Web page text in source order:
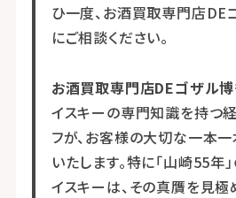
ひ一度、お酒買取専門店DE
にご相談ください。
お酒買取専門店DEゴザル
イスキーの専門知識を持つ
フが、お客様の大切な一本
いたします。特に「山崎55年
イスキーは、その真贋を見